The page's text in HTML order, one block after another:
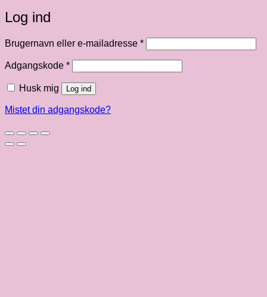
Log ind
Brugernavn eller e-mailadresse *Påkrævet
Adgangskode *Påkrævet
Husk mig Log ind
Mistet din adgangskode?